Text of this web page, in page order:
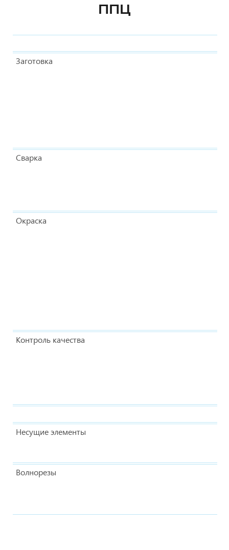
ППЦ
Заготовка
Сварка
Окраска
Контроль качества
Несущие элементы
Волнорезы